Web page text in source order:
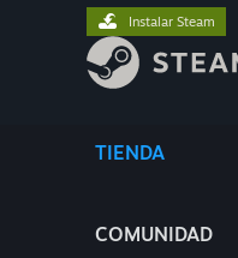
TIENDA
COMUNIDAD
Instalar Steam